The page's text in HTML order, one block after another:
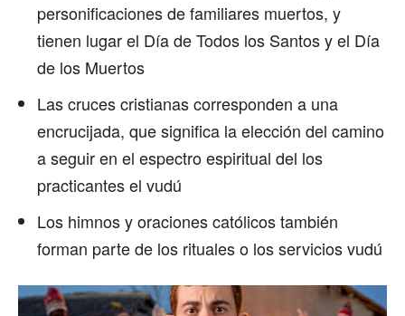
personificaciones de familiares muertos, y
tienen lugar el Día de Todos los Santos y el Día
de los Muertos
Las cruces cristianas corresponden a una
encrucijada, que significa la elección del camino
a seguir en el espectro espiritual del los
practicantes el vudú
Los himnos y oraciones católicos también
forman parte de los rituales o los servicios vudú